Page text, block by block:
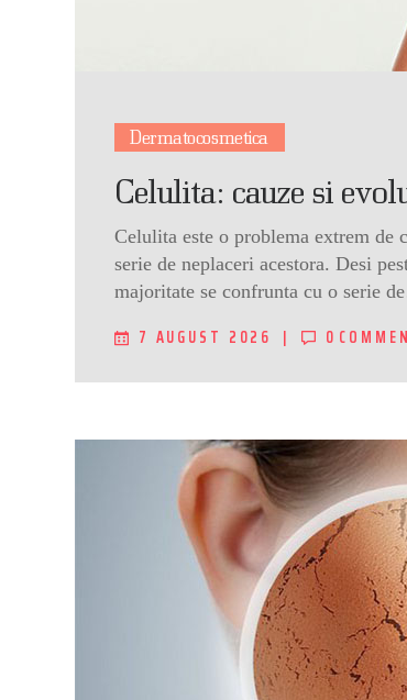
Dermatocosmetica
Celulita: cauze si
Celulita este o problema extrem de
serie de neplaceri acestora. Desi
majoritate se confrunta cu o serie
7 AUGUST 2026 0